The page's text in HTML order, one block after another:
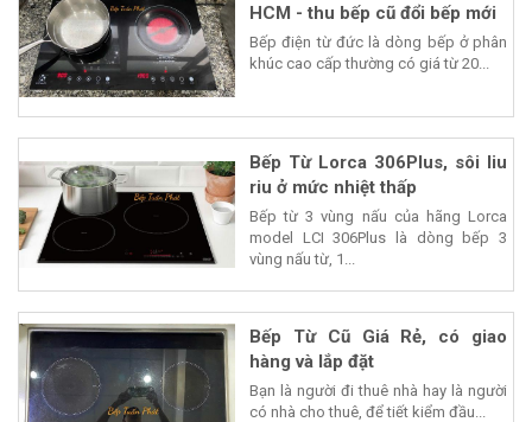
HCM - thu bếp cũ đổi bếp mới
Bếp điện từ đức là dòng bếp ở phân
khúc cao cấp thường có giá từ 20...
Bếp Từ Lorca 306Plus, sôi liu
riu ở mức nhiệt thấp
Bếp từ 3 vùng nấu của hãng Lorca
model LCI 306Plus là dòng bếp 3
vùng nấu từ, 1...
Bếp Từ Cũ Giá Rẻ, có giao
hàng và lắp đặt
Bạn là người đi thuê nhà hay là người
có nhà cho thuê, để tiết kiểm đầu...